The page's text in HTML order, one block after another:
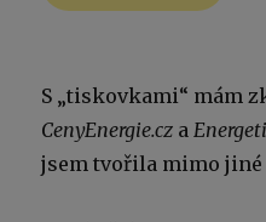
S „tiskovkami“ mám
CenyEnergie.cz a
jsem tvořila mimo